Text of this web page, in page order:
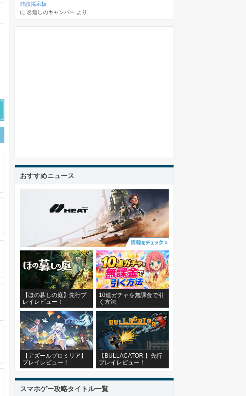
雑談掲示板
に 名無しのキャンパー より
おすすめニュース
【ほの暮しの庭】先行プ
レイレビュー！
10連ガチャを無課金で引
く方法
【アズールプロミリア】
プレイレビュー！
【BULLACATOR 】先行
プレイレビュー！
スマホゲー攻略タイトル一覧